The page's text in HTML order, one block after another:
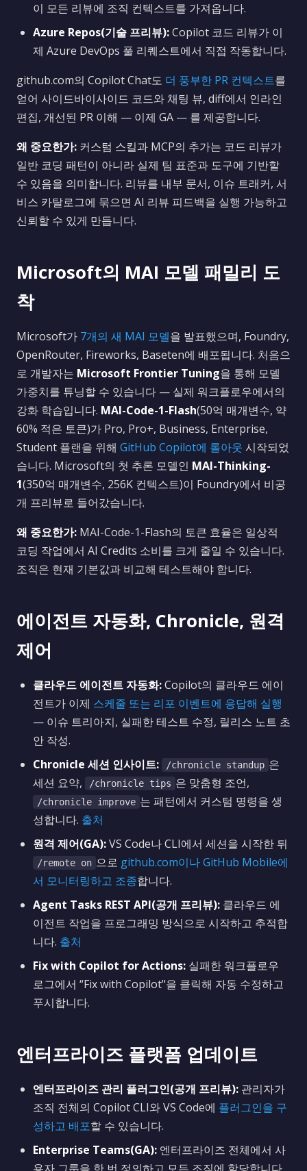
이 모든 리뷰에 조직 컨텍스트를 가져옵니다.
Azure Repos(기술 프리뷰):Copilot 코드 리뷰가 이
제 Azure DevOps 풀 리퀘스트에서 직접 작동합니다.
github.com의 Copilot Chat도 더 풍부한 PR 컨텍스트를
얻어 사이드바이사이드 코드와 채팅 뷰, diff에서 인라인
편집, 개선된 PR 이해 — 이제 GA — 를 제공합니다.
왜 중요한가: 커스텀 스킬과 MCP의 추가는 코드 리뷰가
일반 코딩 패턴이 아니라 실제 팀 표준과 도구에 기반할
수 있음을 의미합니다. 리뷰를 내부 문서, 이슈 트래커, 서
비스 카탈로그에 묶으면 AI 리뷰 피드백을 실행 가능하고
신뢰할 수 있게 만듭니다.
Microsoft의 MAI 모델 패밀리 도
착
Microsoft가 7개의 새 MAI 모델을 발표했으며, Foundry,
OpenRouter, Fireworks, Baseten에 배포됩니다. 처음으
로 개발자는 Microsoft Frontier Tuning을 통해 모델
가중치를 튜닝할 수 있습니다 — 실제 워크플로우에서의
강화 학습입니다. MAI-Code-1-Flash(50억 매개변수, 약
60% 적은 토큰)가 Pro, Pro+, Business, Enterprise,
Student 플랜을 위해 GitHub Copilot에 롤아웃 시작되었
습니다. Microsoft의 첫 추론 모델인 MAI-Thinking-
1(350억 매개변수, 256K 컨텍스트)이 Foundry에서 비공
개 프리뷰로 들어갔습니다.
왜 중요한가: MAI-Code-1-Flash의 토큰 효율은 일상적
코딩 작업에서 AI Credits 소비를 크게 줄일 수 있습니다.
조직은 현재 기본값과 비교해 테스트해야 합니다.
에이전트 자동화, Chronicle, 원격
제어
클라우드 에이전트 자동화:Copilot의 클라우드 에이
전트가 이제 스케줄 또는 리포 이벤트에 응답해 실행
— 이슈 트리아지, 실패한 테스트 수정, 릴리스 노트 초
안 작성.
Chronicle 세션 인사이트:
/chronicle standup 은
세션 요약,
/chronicle tips 은 맞춤형 조언,
/chronicle improve 는 패턴에서 커스텀 명령을 생
성합니다. 출처
원격 제어(GA):VS Code나 CLI에서 세션을 시작한 뒤
/remote on 으로 github.com이나 GitHub Mobile에
서 모니터링하고 조종합니다.
Agent Tasks REST API(공개 프리뷰): 클라우드 에
이전트 작업을 프로그래밍 방식으로 시작하고 추적합
니다. 출처
Fix with Copilot for Actions: 실패한 워크플로우
로그에서 “Fix with Copilot"을 클릭해 자동 수정하고
푸시합니다.
엔터프라이즈 플랫폼 업데이트
엔터프라이즈 관리 플러그인(공개 프리뷰): 관리자가
조직 전체의 Copilot CLI와 VS Code에 플러그인을 구
성하고 배포할 수 있습니다.
Enterprise Teams(GA): 엔터프라이즈 전체에서 사